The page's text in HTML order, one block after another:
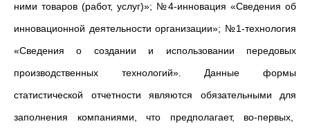
ними товаров (работ, услуг)»; №4-инновация «Сведения об
инновационной деятельности организации»; №1-технология
«Сведения о создании и использовании передовых
производственных технологий». Данные формы
статистической отчетности являются обязательными для
заполнения компаниями, что предполагает, во-первых,